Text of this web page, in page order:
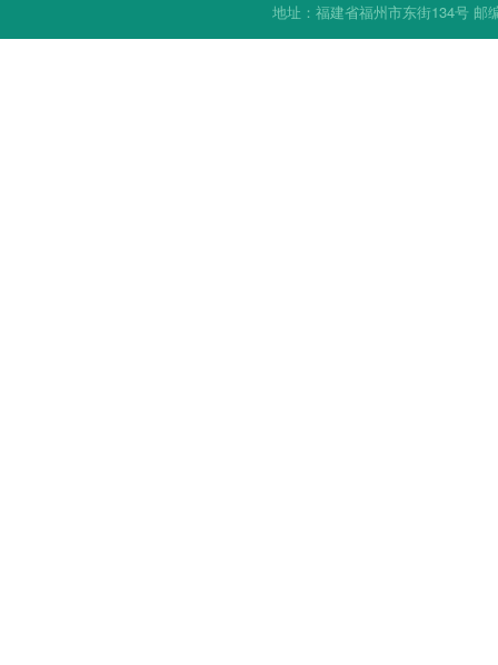
地址：福建省福州市东街134号 邮